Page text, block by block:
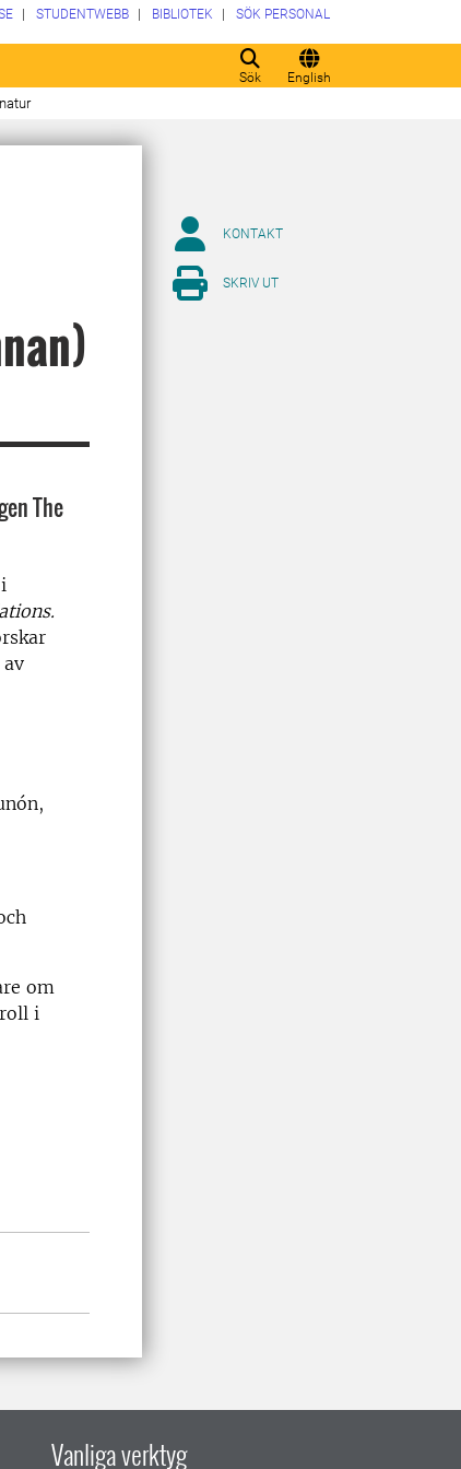
Sök English
STUDENTWEBB BIBLIOTEK SÖK PERSONAL
The
om
i
KONTAKT
SKRIV UT
Vanliga verktyg